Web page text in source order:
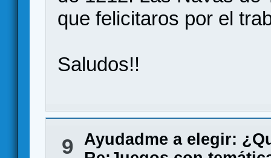
que felicitaros por el
Saludos!!
9 Ayudadme a elegir: